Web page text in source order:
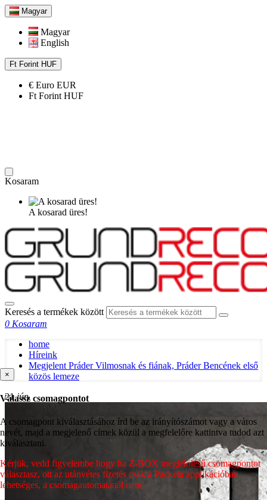
Magyar
Magyar
English
Ft Forint HUF
€ Euro EUR
Ft Forint HUF
Kosaram
A kosarad üres!
Keresés a termékek között
0 Kosaram
home
Híreink
Megjelent Práder Vilmosnak és fiának, Práder Bencének első
közös lemeze
21jún.
×
Válassz csomagpontot
A csomagpont kiválasztásához írd be az irányítószámot vagy a város
nevét, majd a megjelenő címek közül a megfelelőre kattintva tudod azt
kiválasztani.
Kérjük, vedd figyelembe hogy ha Z-BOX megjelölésű csomagpontot
választasz, ott az utánvétes fizetés csak a Packeta applikációban
lehetséges, a csomagautomatánál nem!